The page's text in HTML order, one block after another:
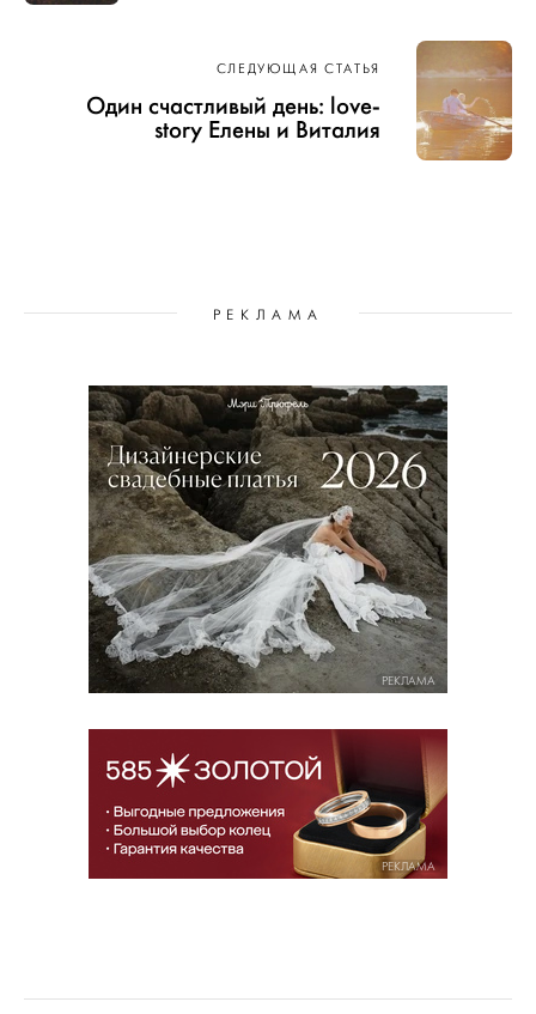
СЛЕДУЮЩАЯ СТАТЬЯ
Один счастливый день: love-
story Елены и Виталия
РЕКЛАМА
РЕКЛАМА
РЕКЛАМА